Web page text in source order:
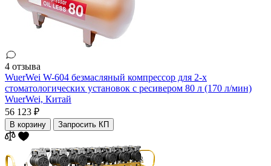
4 отзыва
WuerWei W-604 безмасляный компрессор для 2-х
стоматологических установок с ресивером 80 л (170 л/мин)
WuerWei, Китай
56 123 ₽
В корзину Запросить КП